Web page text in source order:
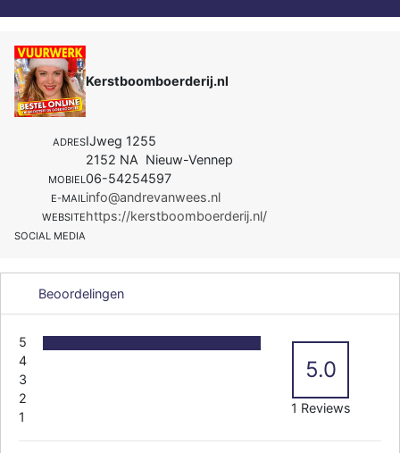
Kerstboomboerderij.nl
ADRESIJweg 1255
2152 NA Nieuw-Vennep
MOBIEL 06-54254597
E-MAIL info@andrevanwees.nl
WEBSITEhttps://kerstboomboerderij.nl/
SOCIAL MEDIA
Beoordelingen
5
4
3
2
1
5.0
1 Reviews